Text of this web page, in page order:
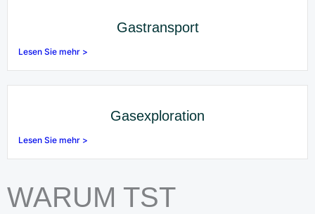
Gastransport
Lesen Sie mehr >
Gasexploration
Lesen Sie mehr >
WARUM TST